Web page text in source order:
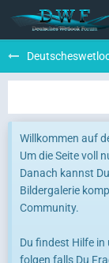
Willkommen auf
Um die Seite voll
Danach kannst
Bildergalerie
Community.
Du findest Hilfe in
folgen falls Du